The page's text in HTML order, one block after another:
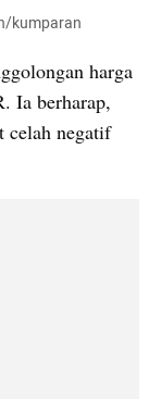
kumparan
harga
Ia berharap,
celah negatif